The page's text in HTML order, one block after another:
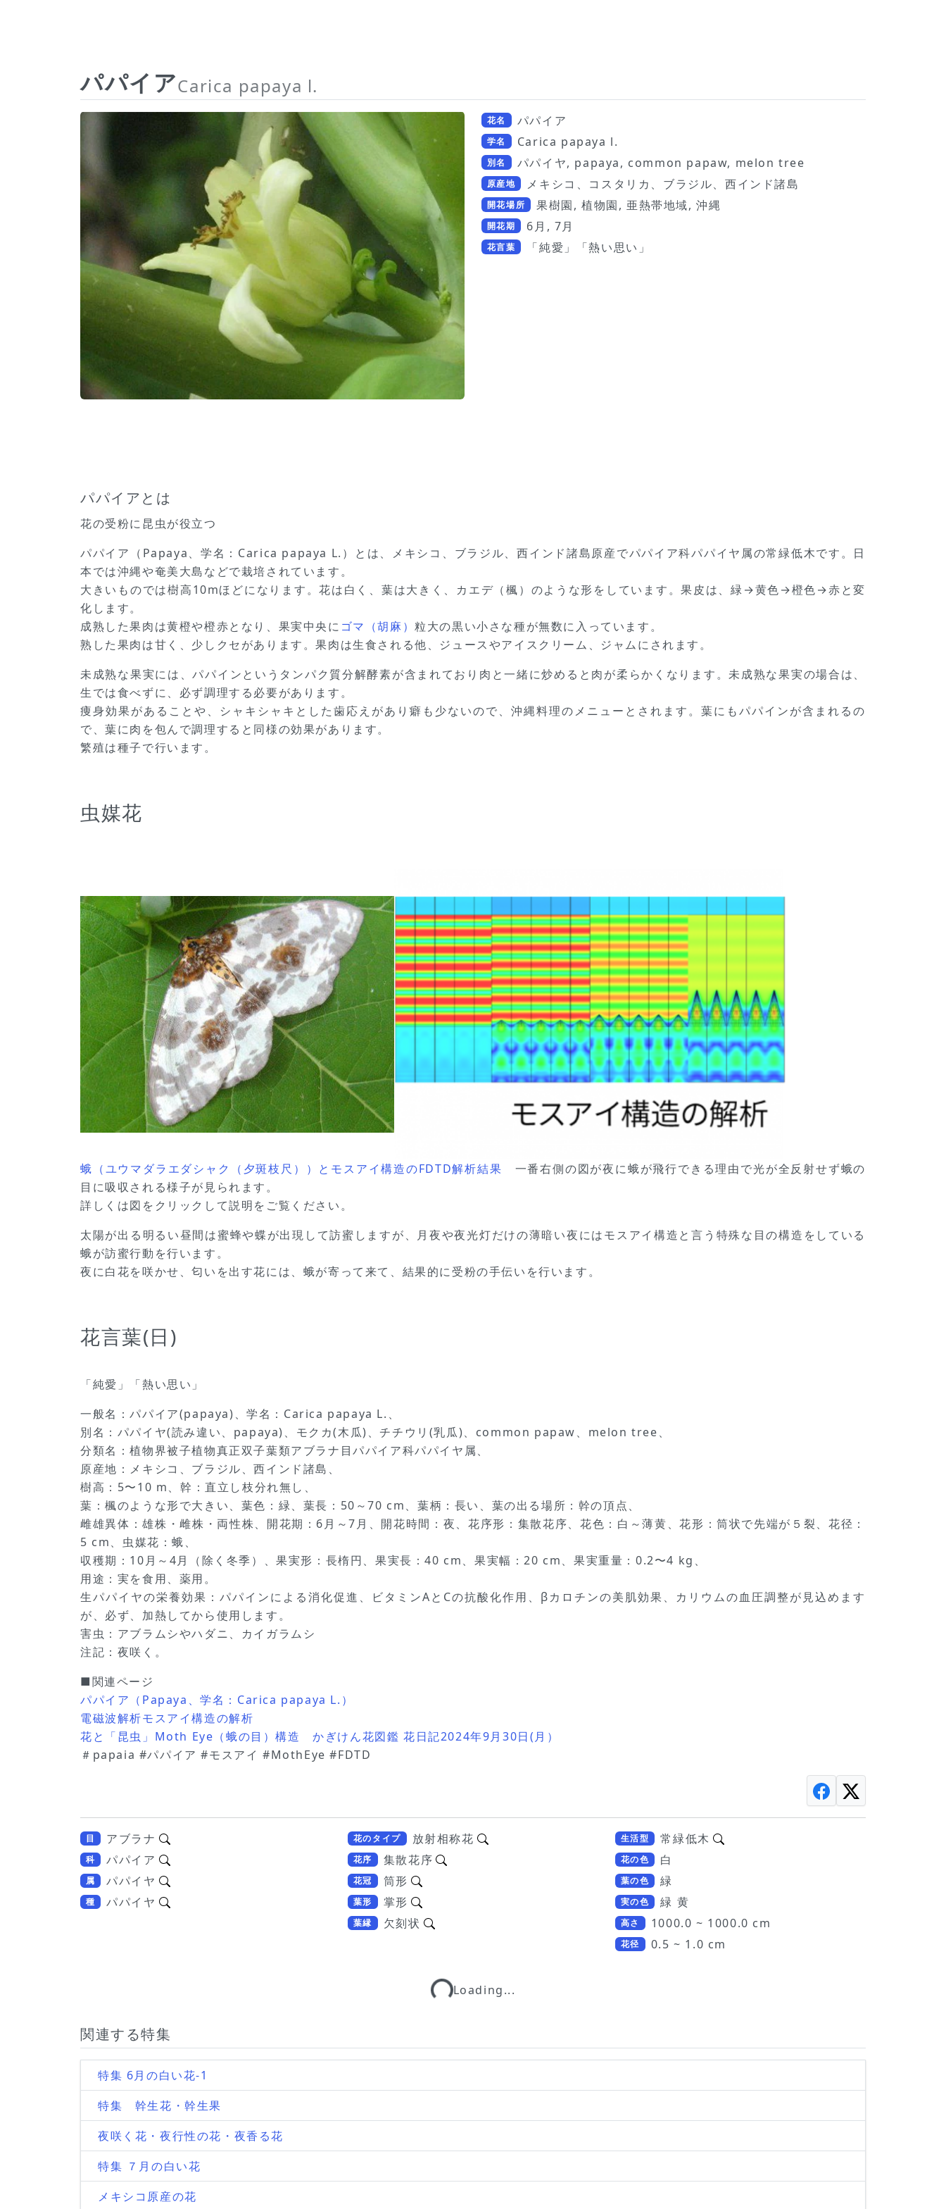
パパイアCarica papaya l.
花名 パパイア
学名 Carica papaya l.
別名 パパイヤ, papaya, common papaw, melon tree
原産地 メキシコ、コスタリカ、ブラジル、西インド諸島
開花場所 果樹園, 植物園, 亜熱帯地域, 沖縄
開花期 6月, 7月
花言葉 「純愛」「熱い思い」
パパイアとは
花の受粉に昆虫が役立つ
パパイア（Papaya、学名：Carica papaya L.）とは、メキシコ、ブラジル、西インド諸島原産でパパイア科パパイヤ属の常緑低木です。日
本では沖縄や奄美大島などで栽培されています。
大きいものでは樹高10mほどになります。花は白く、葉は大きく、カエデ（楓）のような形をしています。果皮は、緑→黄色→橙色→赤と変
化します。
成熟した果肉は黄橙や橙赤となり、果実中央に ゴマ（胡麻）粒大の黒い小さな種が無数に入っています。
熟した果肉は甘く、少しクセがあります。果肉は生食される他、ジュースやアイスクリーム、ジャムにされます。
未成熟な果実には、パパインというタンパク質分解酵素が含まれており肉と一緒に炒めると肉が柔らかくなります。未成熟な果実の場合は、
生では食べずに、必ず調理する必要があります。
痩身効果があることや、シャキシャキとした歯応えがあり癖も少ないので、沖縄料理のメニューとされます。葉にもパパインが含まれるの
で、葉に肉を包んで調理すると同様の効果があります。
繁殖は種子で行います。
虫媒花
蛾（ユウマダラエダシャク（夕斑枝尺））とモスアイ構造のFDTD解析結果 一番右側の図が夜に蛾が飛行できる理由で光が全反射せず蛾の
目に吸収される様子が見られます。
詳しくは図をクリックして説明をご覧ください。
太陽が出る明るい昼間は蜜蜂や蝶が出現して訪蜜しますが、月夜や夜光灯だけの薄暗い夜にはモスアイ構造と言う特殊な目の構造をしている
蛾が訪蜜行動を行います。
夜に白花を咲かせ、匂いを出す花には、蛾が寄って来て、結果的に受粉の手伝いを行います。
花言葉(日)
「純愛」「熱い思い」
一般名：パパイア(papaya)、学名：Carica papaya L.、
別名：パパイヤ(読み違い、papaya)、モクカ(木瓜)、チチウリ(乳瓜)、common papaw、melon tree、
分類名：植物界被子植物真正双子葉類アブラナ目パパイア科パパイヤ属、
原産地：メキシコ、ブラジル、西インド諸島、
樹高：5〜10 m、幹：直立し枝分れ無し、
葉：楓のような形で大きい、葉色：緑、葉長：50～70 cm、葉柄：長い、葉の出る場所：幹の頂点、
雌雄異体：雄株・雌株・両性株、開花期：6月～7月、開花時間：夜、花序形：集散花序、花色：白～薄黄、花形：筒状で先端が５裂、花径：
5 cm、虫媒花：蛾、
収穫期：10月～4月（除く冬季）、果実形：長楕円、果実長：40 cm、果実幅：20 cm、果実重量：0.2〜4 kg、
用途：実を食用、薬用。
生パパイヤの栄養効果：パパインによる消化促進、ビタミンAとCの抗酸化作用、βカロチンの美肌効果、カリウムの血圧調整が見込めます
が、必ず、加熱してから使用します。
害虫：アブラムシやハダニ、カイガラムシ
注記：夜咲く。
■関連ページ
パパイア（Papaya、学名：Carica papaya L.）
電磁波解析モスアイ構造の解析
花と「昆虫」Moth Eye（蛾の目）構造 かぎけん花図鑑 花日記2024年9月30日(月）
＃papaia #パパイア #モスアイ #MothEye #FDTD
目 アブラナ
科 パパイア
属 パパイヤ
種 パパイヤ
花のタイプ 放射相称花
花序 集散花序
花冠 筒形
葉形 掌形
葉縁 欠刻状
生活型 常緑低木
花の色 白
葉の色 緑
実の色 緑 黄
高さ 1000.0 ~ 1000.0 cm
花径 0.5 ~ 1.0 cm
Loading...Loading...
関連する特集
特集 6月の白い花-1
特集 幹生花・幹生果
夜咲く花・夜行性の花・夜香る花
特集 ７月の白い花
メキシコ原産の花